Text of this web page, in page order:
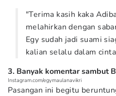
"Terima kasih kaka
melahirkan dengan
Egy sudah jadi suami
kalian selalu dalam
3. Banyak komentar sambut
Instagram.com/egymaulanavikri
Pasangan ini begitu